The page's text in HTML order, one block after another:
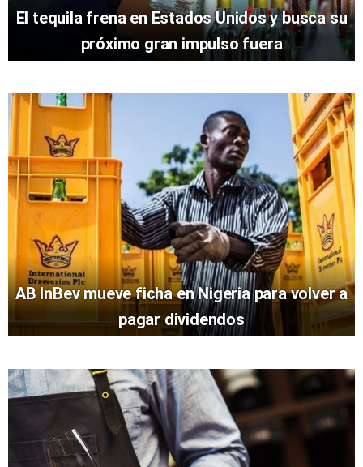
El tequila frena en Estados Unidos y busca su
próximo gran impulso fuera
AB InBev mueve ficha en Nigeria para volver a
pagar dividendos